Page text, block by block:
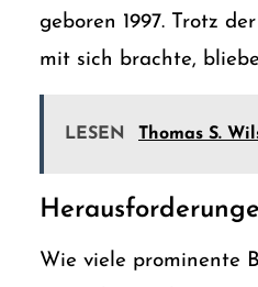
geboren 1997. Trotz
mit sich brachte,
LESEN Thomas S.
Wie viele prominente